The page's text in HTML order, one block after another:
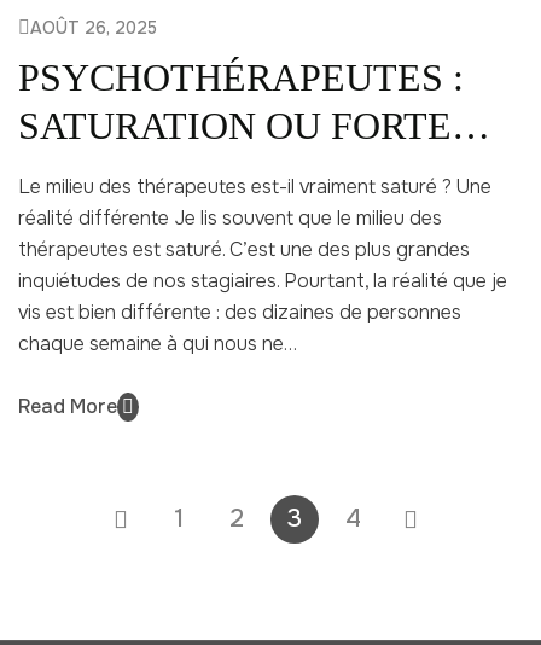
AOÛT 26, 2025
PSYCHOTHÉRAPEUTES :
SATURATION OU FORTE
DEMANDE?
Le milieu des thérapeutes est-il vraiment saturé ? Une
réalité différente Je lis souvent que le milieu des
thérapeutes est saturé. C’est une des plus grandes
inquiétudes de nos stagiaires. Pourtant, la réalité que je
vis est bien différente : des dizaines de personnes
chaque semaine à qui nous ne…
Read More
1 2 3 4